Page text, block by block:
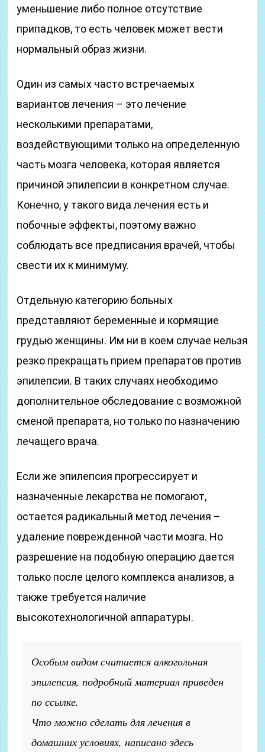
уменьшение либо полное отсутствие
припадков, то есть человек может вести
нормальный образ жизни.
Один из самых часто встречаемых
вариантов лечения – это лечение
несколькими препаратами,
воздействующими только на определенную
часть мозга человека, которая является
причиной эпилепсии в конкретном случае.
Конечно, у такого вида лечения есть и
побочные эффекты, поэтому важно
соблюдать все предписания врачей, чтобы
свести их к минимуму.
Отдельную категорию больных
представляют беременные и кормящие
грудью женщины. Им ни в коем случае нельзя
резко прекращать прием препаратов против
эпилепсии. В таких случаях необходимо
дополнительное обследование с возможной
сменой препарата, но только по назначению
лечащего врача.
Если же эпилепсия прогрессирует и
назначенные лекарства не помогают,
остается радикальный метод лечения –
удаление поврежденной части мозга. Но
разрешение на подобную операцию дается
только после целого комплекса анализов, а
также требуется наличие
высокотехнологичной аппаратуры.
Особым видом считается алкогольная
эпилепсия, подробный материал приведен
по ссылке.
Что можно сделать для лечения в
домашних условиях, написано здесь